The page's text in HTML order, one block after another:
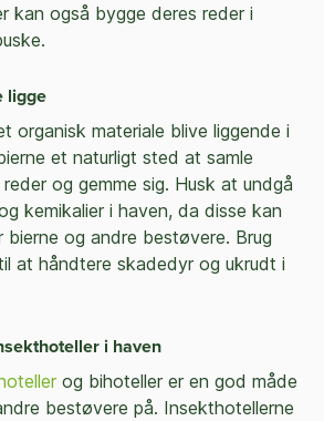
kan også bygge deres reder i
ligge
organisk materiale blive liggende i
et naturligt sted at samle
og gemme sig. Husk at undgå
kemikalier i haven, da disse kan
og andre bestøvere. Brug
at håndtere skadedyr og ukrudt i
i haven
og bihoteller er en god måde
bestøvere på. Insekthotellerne